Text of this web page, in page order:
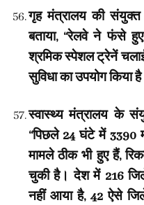
गृह मंत्रालय की संयुक्त
बताया, “रेलवे ने फंसे
श्रमिक स्पेशल ट्रेनें
सुविधा का उपयोग किया
स्वास्थ्य मंत्रालय के
“पिछले 24 घंटे में 3390
मामले ठीक भी हुए हैं,
चुकी है। देश में 216
नहीं आया है, 42 ऐसे